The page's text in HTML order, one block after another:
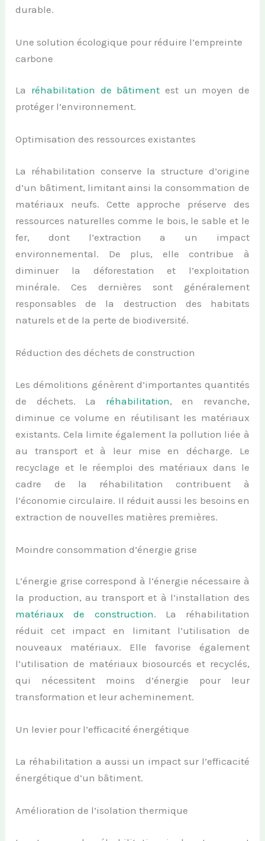
durable.
Une solution écologique pour réduire l’empreinte
carbone
La réhabilitation de bâtiment est un moyen de
protéger l’environnement.
Optimisation des ressources existantes
La réhabilitation conserve la structure d’origine
d’un bâtiment, limitant ainsi la consommation de
matériaux neufs. Cette approche préserve des
ressources naturelles comme le bois, le sable et le
fer, dont l’extraction a un impact
environnemental. De plus, elle contribue à
diminuer la déforestation et l’exploitation
minérale. Ces dernières sont généralement
responsables de la destruction des habitats
naturels et de la perte de biodiversité.
Réduction des déchets de construction
Les démolitions génèrent d’importantes quantités
de déchets. La réhabilitation, en revanche,
diminue ce volume en réutilisant les matériaux
existants. Cela limite également la pollution liée à
au transport et à leur mise en décharge. Le
recyclage et le réemploi des matériaux dans le
cadre de la réhabilitation contribuent à
l’économie circulaire. Il réduit aussi les besoins en
extraction de nouvelles matières premières.
Moindre consommation d’énergie grise
L’énergie grise correspond à l’énergie nécessaire à
la production, au transport et à l’installation des
matériaux de construction. La réhabilitation
réduit cet impact en limitant l’utilisation de
nouveaux matériaux. Elle favorise également
l’utilisation de matériaux biosourcés et recyclés,
qui nécessitent moins d’énergie pour leur
transformation et leur acheminement.
Un levier pour l’efficacité énergétique
La réhabilitation a aussi un impact sur l’efficacité
énergétique d’un bâtiment.
Amélioration de l’isolation thermique